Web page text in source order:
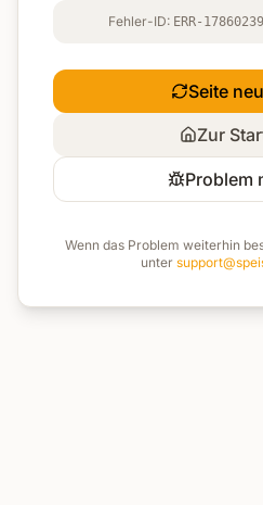
Fehler-ID: ERR-
Seite
Zur
Problem
Wenn das Problem weiterhin
unter